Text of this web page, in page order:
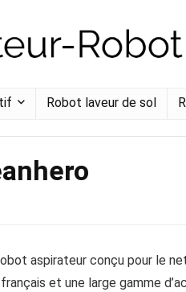
Robot laveur de sol
aspirateur conçu pour le
et une large gamme